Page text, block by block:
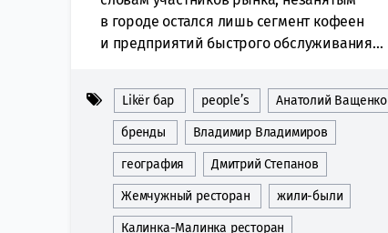
в городе остался лишь сегмент кофеен
и предприятий быстрого обслуживания...
Likёr бар people’s Анатолий Ващенко
бренды Владимир Владимиров
география Дмитрий Степанов
Жемчужный ресторан жили-были
Калинка-Малинка ресторан